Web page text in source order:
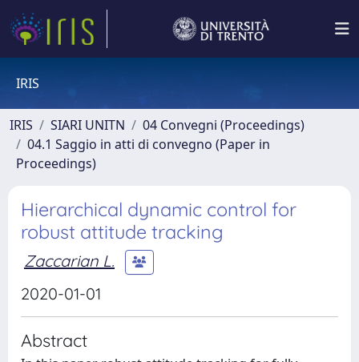
IRIS
IRIS SIARI UNITN
04 Convegni (Proceedings)
04.1 Saggio in atti di convegno (Paper in
Proceedings)
Hierarchical dynamic control for
robust attitude tracking
Zaccarian L.
2020-01-01
Abstract